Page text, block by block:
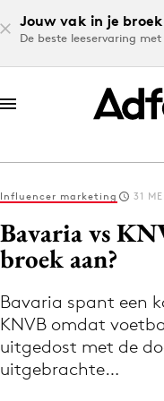
Jouw vak in je
De beste leeservaring
Log in
Volg het laatste
Influencer marketing 31
Bavaria vs
broek aan?
Bavaria spant een
KNVB omdat
uitgedost met de
uitgebrachte…